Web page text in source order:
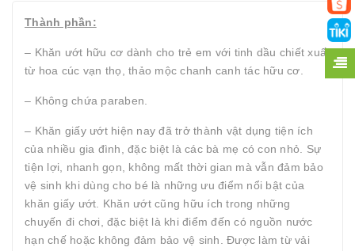
Thành phần:
– Khăn ướt hữu cơ dành cho trẻ em với tinh dầu chiết xuất
từ hoa cúc vạn thọ, thảo mộc chanh canh tác hữu cơ.
– Không chứa paraben.
– Khăn giấy ướt hiện nay đã trở thành vật dụng tiện ích
của nhiều gia đình, đặc biệt là các bà mẹ có con nhỏ. Sự
tiện lợi, nhanh gọn, không mất thời gian mà vẫn đảm bảo
vệ sinh khi dùng cho bé là những ưu điểm nổi bật của
khăn giấy ướt. Khăn ướt cũng hữu ích trong những
chuyến đi chơi, đặc biệt là khi điểm đến có nguồn nước
hạn chế hoặc không đảm bảo vệ sinh. Được làm từ vải